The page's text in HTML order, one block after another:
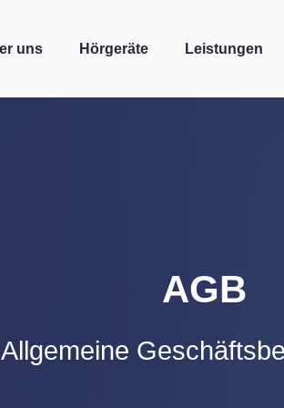
uns Hörgeräte Leistungen
AGB
Allgemeine